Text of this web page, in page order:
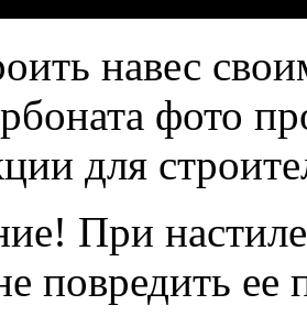
навес
фото
для
При
повредить ее